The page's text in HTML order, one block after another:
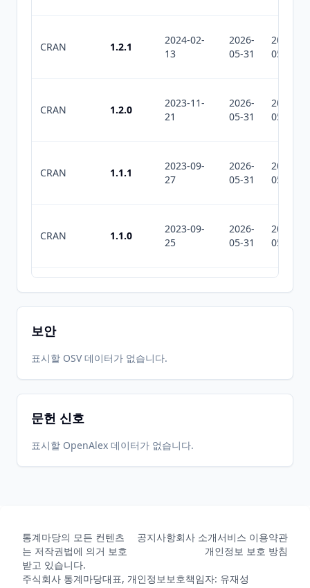
CRAN 1.2.1
2024-02-
13
2026-
05-31
2026-
05-31
CRAN 1.2.0
2023-11-
21
2026-
05-31
2026-
05-31
CRAN 1.1.1
2023-09-
27
2026-
05-31
2026-
05-31
CRAN 1.1.0
2023-09-
25
2026-
05-31
2026-
05-31
2022-10-
31
2026-
05-31
2026-
05-31
CRAN 2.0.0
보안
표시할 OSV 데이터가 없습니다.
문헌 신호
표시할 OpenAlex 데이터가 없습니다.
통계마당의 모든 컨텐츠
는 저작권법에 의거 보호
받고 있습니다.
공지사항회사 소개서비스 이용약관
개인정보 보호 방침
주식회사 통계마당대표, 개인정보보호책임자: 유재성